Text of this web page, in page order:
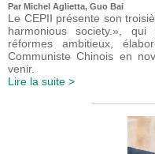
Par Michel Aglietta, Guo Bai
Le CEPII présente son
harmonious society.»,
réformes ambitieux,
Communiste Chinois en
venir.
Lire la suite >